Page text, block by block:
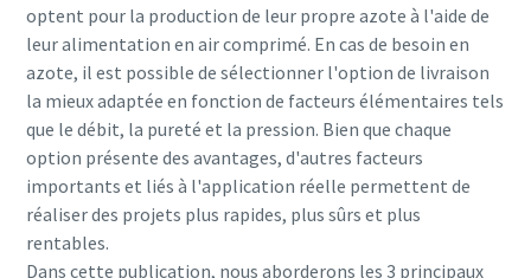
optent pour la production de leur propre azote à l'aide de
leur alimentation en air comprimé. En cas de besoin en
azote, il est possible de sélectionner l'option de livraison
la mieux adaptée en fonction de facteurs élémentaires tels
que le débit, la pureté et la pression. Bien que chaque
option présente des avantages, d'autres facteurs
importants et liés à l'application réelle permettent de
réaliser des projets plus rapides, plus sûrs et plus
rentables.
Dans cette publication, nous aborderons les 3 principaux